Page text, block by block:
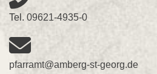
Tel. 09621-4935-0
pfarramt@amberg-st-georg.de